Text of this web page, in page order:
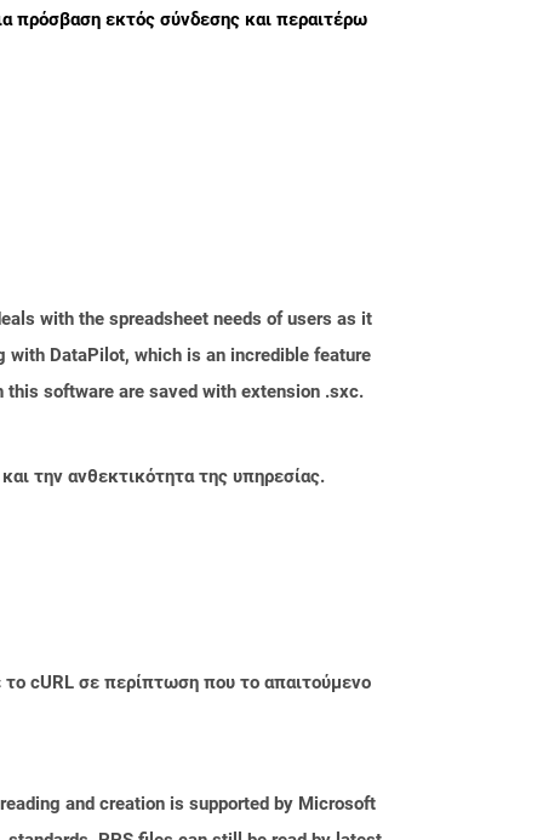
πρόσβαση εκτός σύνδεσης και περαιτέρω
with the spreadsheet needs of users as it
with DataPilot, which is an incredible feature
software are saved with extension .sxc.
την ανθεκτικότητα της υπηρεσίας.
το cURL σε περίπτωση που το απαιτούμενο
and creation is supported by Microsoft